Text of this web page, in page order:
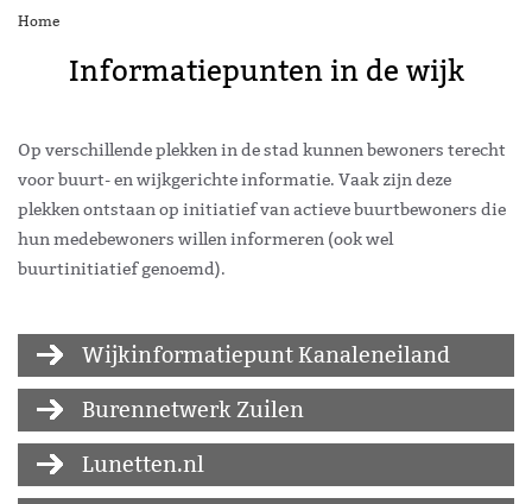
Home
Informatiepunten in de wijk
Op verschillende plekken in de stad kunnen bewoners terecht
voor buurt- en wijkgerichte informatie. Vaak zijn deze
plekken ontstaan op initiatief van actieve buurtbewoners die
hun medebewoners willen informeren (ook wel
buurtinitiatief genoemd).
Wijkinformatiepunt Kanaleneiland
Burennetwerk Zuilen
Lunetten.nl